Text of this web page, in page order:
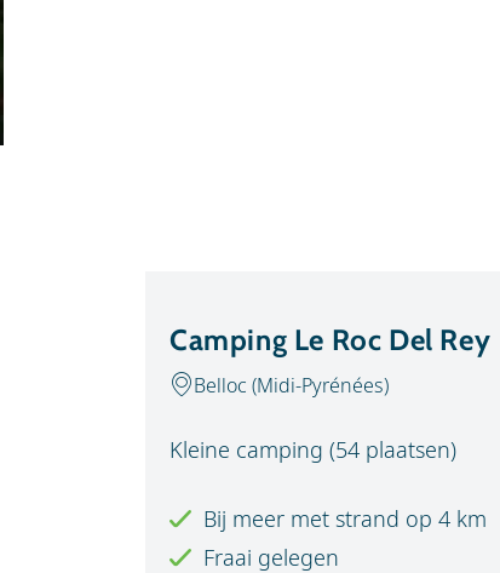
Camping Le Roc Del Rey
Belloc (Midi-Pyrénées)
Kleine camping (54 plaatsen)
Bij meer met strand op 4 km
Fraai gelegen